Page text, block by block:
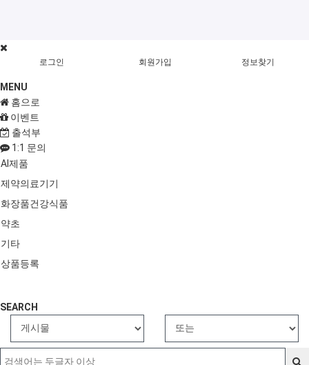
로그인 회원가입 정보찾기
MENU
홈으로
이벤트
출석부
1:1 문의
AI제품
제약의료기기
화장품건강식품
약초
기타
상품등록
SEARCH